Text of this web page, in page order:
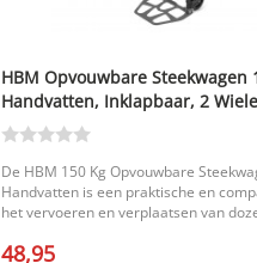
HBM Opvouwbare Steekwagen
Handvatten, Inklapbaar, 2
breed, 110 cm lang
De HBM 150 Kg Opvouwbare
Handvatten is een praktische en
het vervoeren en verplaatsen van
ontwerp is de steekwagen in een
48,95